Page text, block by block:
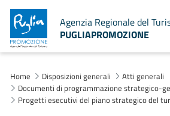
Agenzia Regionale del
PUGLIAPROMOZIONE
Home Disposizioni generali
Atti generali
Documenti di programmazione strategico-
Progetti esecutivi del piano strategico del